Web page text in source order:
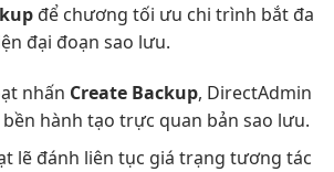
để chương tối ưu chi trình bắt đa
đại đoạn sao lưu.
nhấn Create Backup, DirectAdmin
bền hành tạo trực quan bản sao lưu.
lẽ đánh liên tục giá trạng tương tác